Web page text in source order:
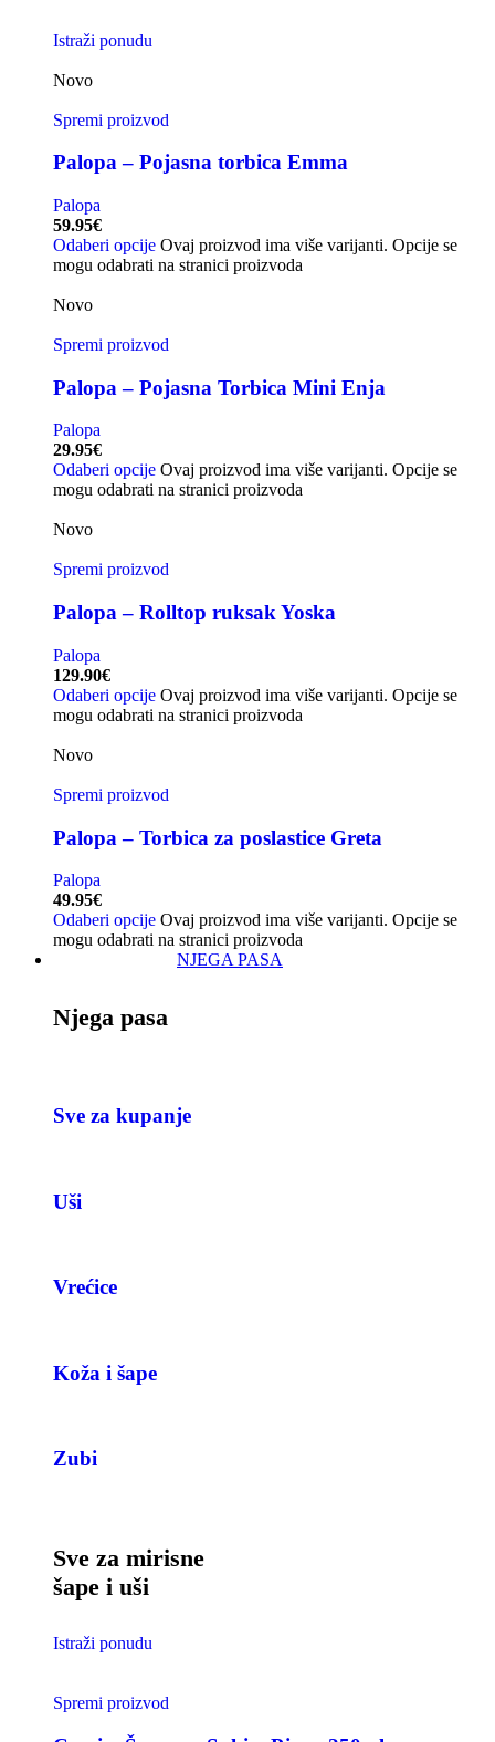
Istraži ponudu
Novo
Spremi proizvod
Palopa – Pojasna torbica Emma
Palopa
59.95€
Odaberi opcije Ovaj proizvod ima više varijanti. Opcije se
mogu odabrati na stranici proizvoda
Novo
Spremi proizvod
Palopa – Pojasna Torbica Mini Enja
Palopa
29.95€
Odaberi opcije Ovaj proizvod ima više varijanti. Opcije se
mogu odabrati na stranici proizvoda
Novo
Spremi proizvod
Palopa – Rolltop ruksak Yoska
Palopa
129.90€
Odaberi opcije Ovaj proizvod ima više varijanti. Opcije se
mogu odabrati na stranici proizvoda
Novo
Spremi proizvod
Palopa – Torbica za poslastice Greta
Palopa
49.95€
Odaberi opcije Ovaj proizvod ima više varijanti. Opcije se
mogu odabrati na stranici proizvoda
NJEGA PASA
Njega pasa
Sve za kupanje
Uši
Vrećice
Koža i šape
Zubi
Sve za mirisne
šape i uši
Istraži ponudu
Spremi proizvod